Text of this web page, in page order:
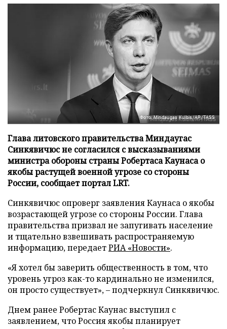
Фото: Mindaugas Kulbis/AP/TASS
Глава литовского правительства Миндаугас
Синкявичюс не согласился с высказываниями
министра обороны страны Робертаса Каунаса о
якобы растущей военной угрозе со стороны
России, сообщает портал LRT.
Синкявичюс опроверг заявления Каунаса о якобы
возрастающей угрозе со стороны России. Глава
правительства призвал не запугивать население
и тщательно взвешивать распространяемую
информацию, передаетРИА «Новости».
«Я хотел бы заверить общественность в том, что
уровень угроз как-то кардинально не изменился,
он просто существует», – подчеркнул Синкявичюс.
Днем ранее Робертас Каунас выступил с
заявлением, что Россия якобы планирует